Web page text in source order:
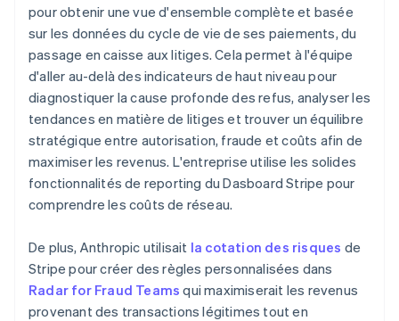
pour obtenir une vue d'ensemble complète et basée
sur les données du cycle de vie de ses paiements, du
passage en caisse aux litiges. Cela permet à l'équipe
d'aller au-delà des indicateurs de haut niveau pour
diagnostiquer la cause profonde des refus, analyser les
tendances en matière de litiges et trouver un équilibre
stratégique entre autorisation, fraude et coûts afin de
maximiser les revenus. L'entreprise utilise les solides
fonctionnalités de reporting du Dasboard Stripe pour
comprendre les coûts de réseau.
De plus, Anthropic utilisait la cotation des risques de
Stripe pour créer des règles personnalisées dans
Radar for Fraud Teams qui maximiserait les revenus
provenant des transactions légitimes tout en